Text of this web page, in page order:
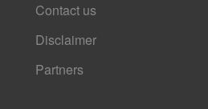
Contact us
Disclaimer
Partners